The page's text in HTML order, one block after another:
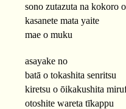
sono zutazuta na kokoro
kasanete mata yaite
mae o muku
asayake no
batā o tokashita senritsu
kiretsu o ōikakushita
otoshite wareta tīkappu